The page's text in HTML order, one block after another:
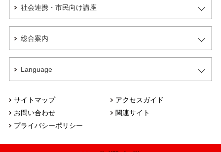
サイトマップ
アクセスガイド
お問い合わせ
関連サイト
プライバシーポリシー
社会連携・市民向け講座
総合案内
Language